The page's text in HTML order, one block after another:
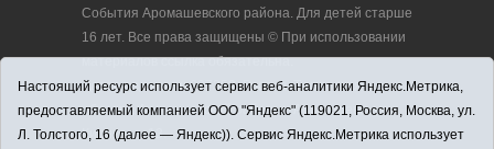
События Аромашевского района. Для детей старше
16 лет. Все права защищены © При использовании
материалов ссылка обязательна.
Адрес редакции: 627350, Россия, Тюменская
область, Аромашевский район, с. Аромашево, ул.
Кирова, д. 13.
Настоящий ресурс использует сервис веб-аналитики Яндекс.Метрика,
предоставляемый компанией ООО "Яндекс" (119021, Россия, Москва, ул.
Л. Толстого, 16 (далее — Яндекс)). Сервис Яндекс.Метрика использует